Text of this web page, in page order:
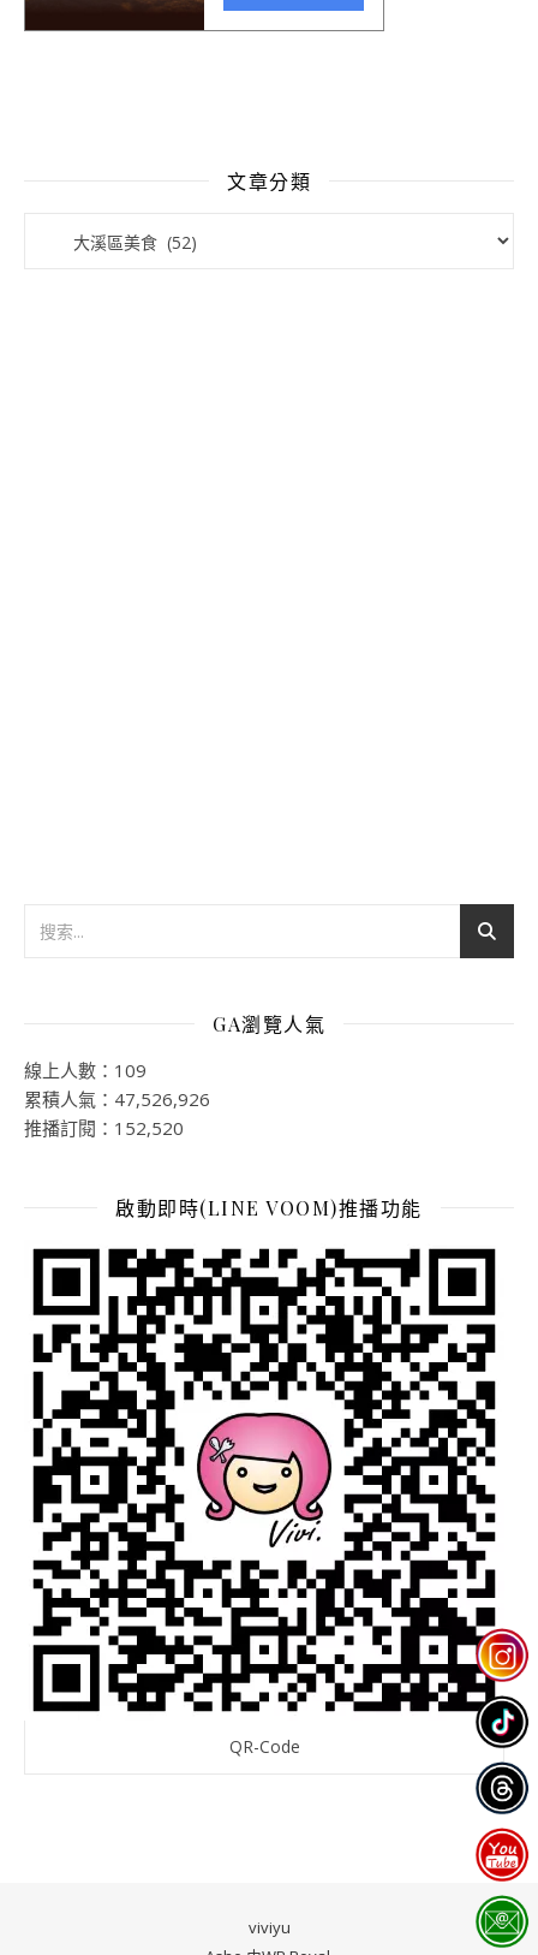
文章分類
GA瀏覽人氣
線上人數：109
累積人氣：47,526,926
推播訂閱：152,520
啟動即時(LINE VOOM)推播功能
QR-Code
viviyu